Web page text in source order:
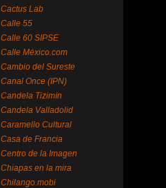
Cactus Lab
Calle 55
Calle 60 SIPSE
Calle México.com
Cambio del Sureste
Canal Once (IPN)
Candela Tizimín
Candela Valladolid
Caramello Cultural
Casa de Francia
Centro de la Imagen
Chiapas en la mira
Chilango.mobi